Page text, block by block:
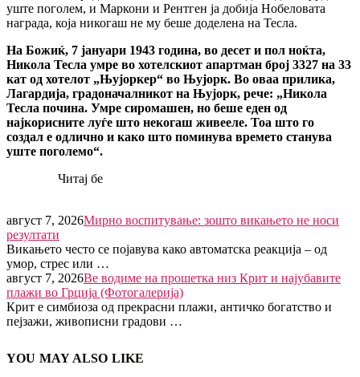
уште поголем, и Маркони и Рентген ја добија Нобеловата
награда, која никогаш не му беше доделена на Тесла.
На Божиќ, 7 јануари 1943 година, во десет и пол ноќта,
Никола Тесла умре во хотелскиот апартман број 3327 на 33
кат од хотелот „Њујоркер“ во Њујорк. Во оваа прилика,
Лагардија, градоначалникот на Њујорк, рече: „Никола
Тесла почина. Умре сиромашен, но беше еден од
најкорисните луѓе што некогаш живееле. Тоа што го
создал е одлично и како што поминува времето станува
уште поголемо“.
Читај бе
август 7, 2026Мирно воспитување: зошто викањето не носи
резултати
Викањето често се појавува како автоматска реакција – од
умор, стрес или …
август 7, 2026Ве водиме на прошетка низ Крит и најубавите
плажи во Грција (Фотогалерија)
Крит е симбиоза од прекрасни плажи, античко богатство и
пејзажи, живописни градови …
YOU MAY ALSO LIKE